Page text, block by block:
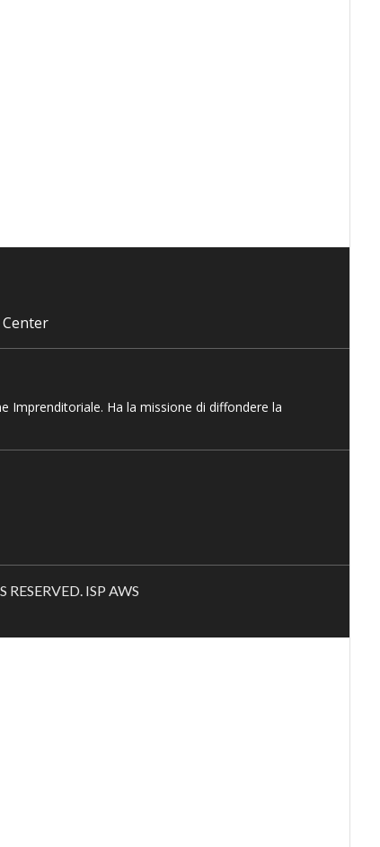
Imprenditoriale. Ha la missione di diffondere la
ISP AWS